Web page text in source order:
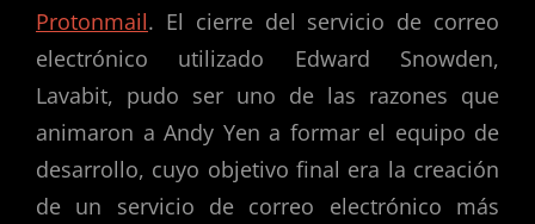
Protonmail. El cierre del servicio de correo
electrónico utilizado Edward Snowden,
Lavabit, pudo ser uno de las razones que
animaron a Andy Yen a formar el equipo de
desarrollo, cuyo objetivo final era la creación
de un servicio de correo electrónico más